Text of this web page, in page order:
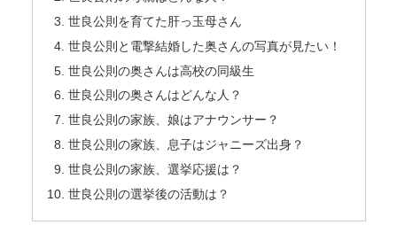
世良公則を育てた肝っ玉母さん
世良公則と電撃結婚した奥さんの写真が見たい！
世良公則の奥さんは高校の同級生
世良公則の奥さんはどんな人？
世良公則の家族、娘はアナウンサー？
世良公則の家族、息子はジャニーズ出身？
世良公則の家族、選挙応援は？
世良公則の選挙後の活動は？